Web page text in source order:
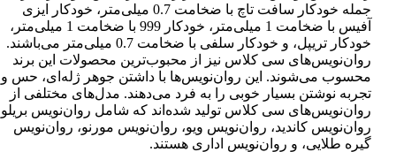
جمله خودکار سافت تاچ با ضخامت 0.7 میلی‌متر، خودکار ایزی
آفیس با ضخامت 1 میلی‌متر، خودکار 999 با ضخامت 1 میلی‌متر،
خودکار تریپل، و خودکار سلفی با ضخامت 0.7 میلی‌متر می‌باشند.
روان‌نویس‌های سی کلاس نیز از محبوب‌ترین محصولات این برند
محسوب می‌شوند. این روان‌نویس‌ها با داشتن جوهر ژله‌ای، حس و
تجربه نوشتن بسیار خوبی را به فرد می‌دهند. مدل‌های مختلفی از
روان‌نویس‌های سی کلاس تولید شده‌اند که شامل روان‌نویس
روان‌نویس کاندید، روان‌نویس ویو، روان‌نویس مورنو، روان‌نویس
گیره طلایی، و روان‌نویس اداری هستند.